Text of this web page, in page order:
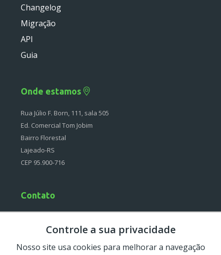
wrapper
Reports
Errors
Indices
Files
Changelog
Migração
API
Guia
Onde estamos
Rua Júlio F. Born, 111, sala 505
Ed. Comercial Tom Jobim
Bairro Florestal
Lajeado-RS
CEP 95.900-716
Contato
Segunda à Sexta
Controle a sua privacidade
Nosso site usa cookies para melhorar a navegação